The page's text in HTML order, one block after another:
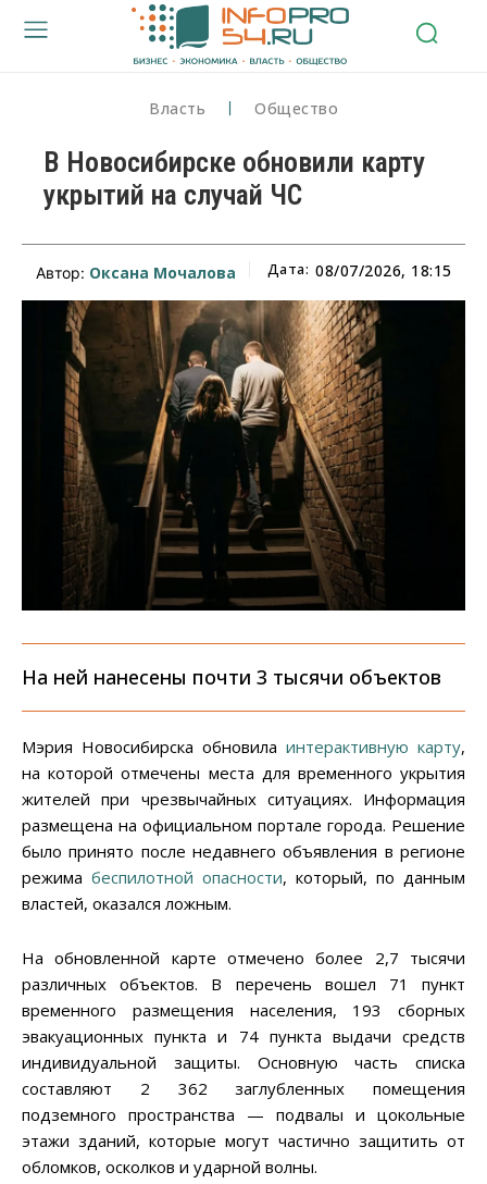
Власть Общество
В Новосибирске обновили карту
укрытий на случай ЧС
Автор: Оксана Мочалова Дата: 08/07/2026, 18:15
На ней нанесены почти 3 тысячи объектов
Мэрия Новосибирска обновила интерактивную карту,
на которой отмечены места для временного укрытия
жителей при чрезвычайных ситуациях. Информация
размещена на официальном портале города. Решение
было принято после недавнего объявления в регионе
режима беспилотной опасности, который, по данным
властей, оказался ложным.
На обновленной карте отмечено более 2,7 тысячи
различных объектов. В перечень вошел 71 пункт
временного размещения населения, 193 сборных
эвакуационных пункта и 74 пункта выдачи средств
индивидуальной защиты. Основную часть списка
составляют 2 362 заглубленных помещения
подземного пространства — подвалы и цокольные
этажи зданий, которые могут частично защитить от
обломков, осколков и ударной волны.